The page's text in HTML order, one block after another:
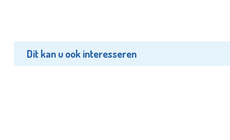
Dit kan u ook interesseren